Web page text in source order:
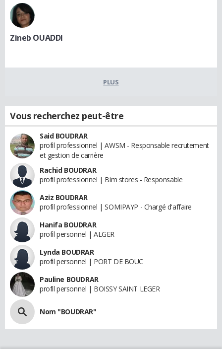
Zineb OUADDI
PLUS
Vous recherchez peut-être
Said BOUDRAR
profil professionnel | AWSM - Responsable recrutement
et gestion de carrière
Rachid BOUDRAR
profil professionnel | Bim stores - Responsable
Aziz BOUDRAR
profil professionnel | SOMIPAYP - Chargé d'affaire
Hanifa BOUDRAR
profil personnel | ALGER
Lynda BOUDRAR
profil personnel | PORT DE BOUC
Pauline BOUDRAR
profil personnel | BOISSY SAINT LEGER
Nom "BOUDRAR"